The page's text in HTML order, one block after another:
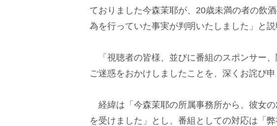
ておりました今森茉耶が、20歳未満の者の飲
為を行っていた事実が判明いたしました」と説
「視聴者の皆様、並びに番組のスポンサー
ご迷惑をおかけしましたことを、深くお詫び
経緯は「今森茉耶の所属事務所から、彼女
を受けました」とし、番組としての対応は「